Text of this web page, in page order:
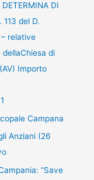
DI
113 del D.
relative
dellaChiesa di
Importo
Campana
Anziani (26
“Save